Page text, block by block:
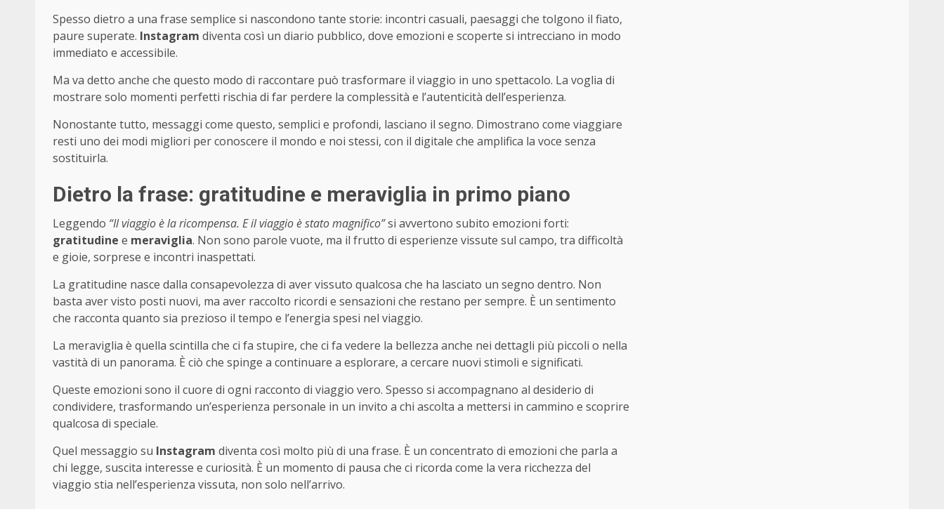
Spesso dietro a una frase semplice si nascondono tante storie: incontri casuali, paesaggi che tolgono il fiato,
paure superate. Instagram diventa così un diario pubblico, dove emozioni e scoperte si intrecciano in modo
immediato e accessibile.
Ma va detto anche che questo modo di raccontare può trasformare il viaggio in uno spettacolo. La voglia di
mostrare solo momenti perfetti rischia di far perdere la complessità e l’autenticità dell’esperienza.
Nonostante tutto, messaggi come questo, semplici e profondi, lasciano il segno. Dimostrano come viaggiare
resti uno dei modi migliori per conoscere il mondo e noi stessi, con il digitale che amplifica la voce senza
sostituirla.
Dietro la frase: gratitudine e meraviglia in primo piano
Leggendo “Il viaggio è la ricompensa. E il viaggio è stato magnifico”si avvertono subito emozioni forti:
gratitudine e meraviglia. Non sono parole vuote, ma il frutto di esperienze vissute sul campo, tra difficoltà
e gioie, sorprese e incontri inaspettati.
La gratitudine nasce dalla consapevolezza di aver vissuto qualcosa che ha lasciato un segno dentro. Non
basta aver visto posti nuovi, ma aver raccolto ricordi e sensazioni che restano per sempre. È un sentimento
che racconta quanto sia prezioso il tempo e l’energia spesi nel viaggio.
La meraviglia è quella scintilla che ci fa stupire, che ci fa vedere la bellezza anche nei dettagli più piccoli o nella
vastità di un panorama. È ciò che spinge a continuare a esplorare, a cercare nuovi stimoli e significati.
Queste emozioni sono il cuore di ogni racconto di viaggio vero. Spesso si accompagnano al desiderio di
condividere, trasformando un’esperienza personale in un invito a chi ascolta a mettersi in cammino e scoprire
qualcosa di speciale.
Quel messaggio su Instagram diventa così molto più di una frase. È un concentrato di emozioni che parla a
chi legge, suscita interesse e curiosità. È un momento di pausa che ci ricorda come la vera ricchezza del
viaggio stia nell’esperienza vissuta, non solo nell’arrivo.